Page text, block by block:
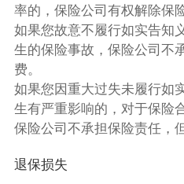
率的，保险公司有权解除保
如果您故意不履行如实告知
生的保险事故，保险公司不
费。
如果您因重大过失未履行如
生有严重影响的，对于保险
保险公司不承担保险责任，
退保损失